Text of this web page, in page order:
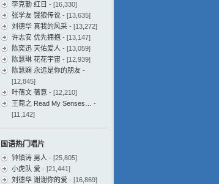
李克勤 红日 - [16,330]
张学友 饿狼传说 - [13,635]
刘德华 真我的风采 - [13,272]
许志安 优先拥抱 - [13,147]
陈奕迅 天佑爱人 - [13,059]
陈慧琳 花花宇宙 - [12,939]
陈慧娴 永远是你的朋友 -
[12,845]
叶蒨文 蒨意 - [12,210]
王菀之 Read My Senses…
-
[11,142]
国语热门唱片
钟镇涛 男人 - [25,805]
小虎队 爱 - [21,441]
刘德华 谢谢你的爱 - [16,869]